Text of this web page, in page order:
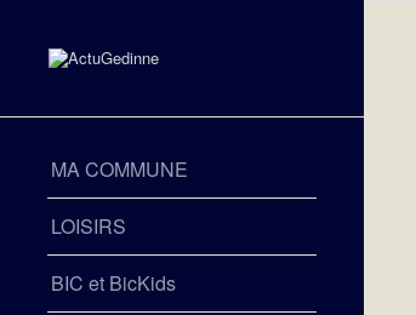
MA COMMUNE
LOISIRS
BIC et BicKids